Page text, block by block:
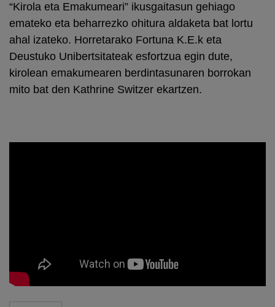
“Kirola eta Emakumeari” ikusgaitasun gehiago
emateko eta beharrezko ohitura aldaketa bat lortu
ahal izateko. Horretarako Fortuna K.E.k eta
Deustuko Unibertsitateak esfortzua egin dute,
kirolean emakumearen berdintasunaren borrokan
mito bat den Kathrine Switzer ekartzen.